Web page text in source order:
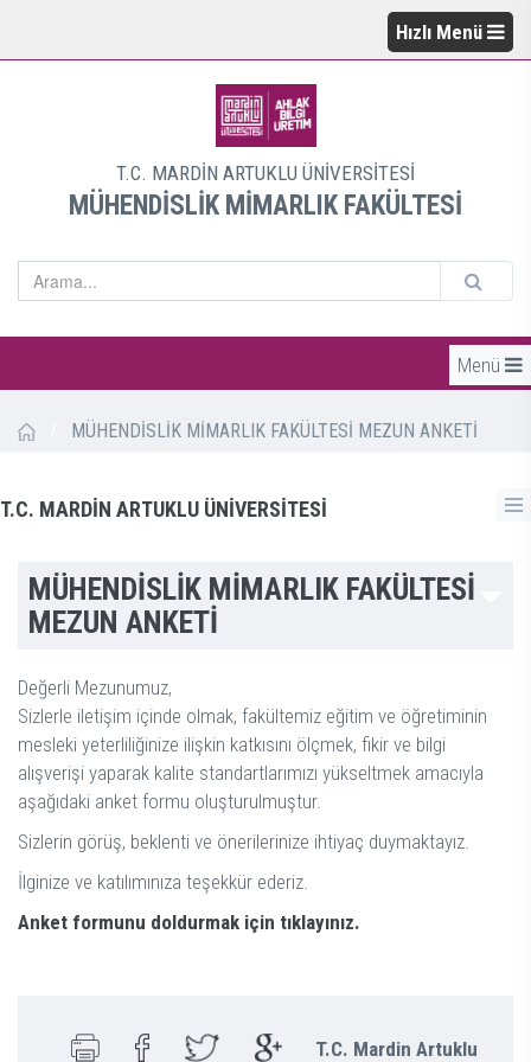
Hızlı Menü
T.C. MARDİN ARTUKLU ÜNİVERSİTESİ
MÜHENDİSLİK MİMARLIK FAKÜLTESİ
Menü
MÜHENDİSLİK MİMARLIK FAKÜLTESİ MEZUN ANKETİ
T.C. MARDİN ARTUKLU ÜNİVERSİTESİ
MÜHENDİSLİK MİMARLIK FAKÜLTESİ
MEZUN ANKETİ
Değerli Mezunumuz,
Sizlerle iletişim içinde olmak, fakültemiz eğitim ve öğretiminin
mesleki yeterliliğinize ilişkin katkısını ölçmek, fikir ve bilgi
alışverişi yaparak kalite standartlarımızı yükseltmek amacıyla
aşağıdaki anket formu oluşturulmuştur.
Sizlerin görüş, beklenti ve önerilerinize ihtiyaç duymaktayız.
İlginize ve katılımınıza teşekkür ederiz.
Anket formunu doldurmak için tıklayınız.
T.C. Mardin Artuklu